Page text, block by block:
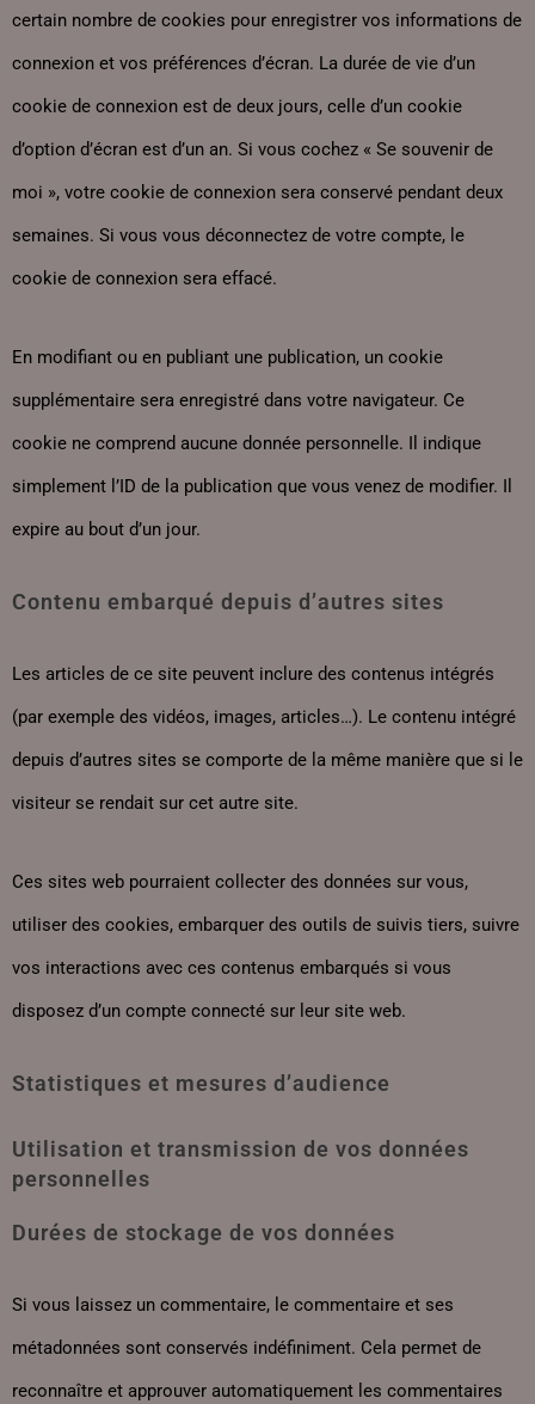
certain nombre de cookies pour enregistrer vos informations de
connexion et vos préférences d’écran. La durée de vie d’un
cookie de connexion est de deux jours, celle d’un cookie
d’option d’écran est d’un an. Si vous cochez « Se souvenir de
moi », votre cookie de connexion sera conservé pendant deux
semaines. Si vous vous déconnectez de votre compte, le
cookie de connexion sera effacé.
En modifiant ou en publiant une publication, un cookie
supplémentaire sera enregistré dans votre navigateur. Ce
cookie ne comprend aucune donnée personnelle. Il indique
simplement l’ID de la publication que vous venez de modifier. Il
expire au bout d’un jour.
Contenu embarqué depuis d’autres sites
Les articles de ce site peuvent inclure des contenus intégrés
(par exemple des vidéos, images, articles…). Le contenu intégré
depuis d’autres sites se comporte de la même manière que si le
visiteur se rendait sur cet autre site.
Ces sites web pourraient collecter des données sur vous,
utiliser des cookies, embarquer des outils de suivis tiers, suivre
vos interactions avec ces contenus embarqués si vous
disposez d’un compte connecté sur leur site web.
Statistiques et mesures d’audience
Utilisation et transmission de vos données
personnelles
Durées de stockage de vos données
Si vous laissez un commentaire, le commentaire et ses
métadonnées sont conservés indéfiniment. Cela permet de
reconnaître et approuver automatiquement les commentaires